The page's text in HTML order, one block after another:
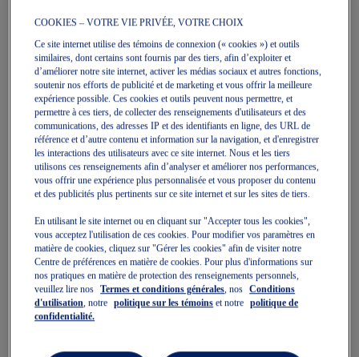
GEL-RESOLUTION X NIGHT
ENERGY
Chaussures De Tennis Pour
Femmes
210,00 $
COURT FF 3 NIGHT ENERGY
Chaussures De Tennis Pour
Hommes
250,00 $
Nouveau
COOKIES – VOTRE VIE PRIVÉE, VOTRE CHOIX
Ce site internet utilise des témoins de connexion (« cookies ») et outils
similaires, dont certains sont fournis par des tiers, afin d’exploiter et
d’améliorer notre site internet, activer les médias sociaux et autres fonctions,
soutenir nos efforts de publicité et de marketing et vous offrir la meilleure
expérience possible. Ces cookies et outils peuvent nous permettre, et
permettre à ces tiers, de collecter des renseignements d'utilisateurs et des
communications, des adresses IP et des identifiants en ligne, des URL de
référence et d’autre contenu et information sur la navigation, et d'enregistrer
les interactions des utilisateurs avec ce site internet. Nous et les tiers
utilisons ces renseignements afin d’analyser et améliorer nos performances,
vous offrir une expérience plus personnalisée et vous proposer du contenu
et des publicités plus pertinents sur ce site internet et sur les sites de tiers.
En utilisant le site internet ou en cliquant sur "Accepter tous les cookies",
vous acceptez l'utilisation de ces cookies. Pour modifier vos paramètres en
matière de cookies, cliquez sur "Gérer les cookies" afin de visiter notre
Centre de préférences en matière de cookies. Pour plus d'informations sur
nos pratiques en matière de protection des renseignements personnels,
veuillez lire nos
Termes et conditions générales, nos
Conditions
d'utilisation, notre politique sur les témoins et notre
politique de
confidentialité.